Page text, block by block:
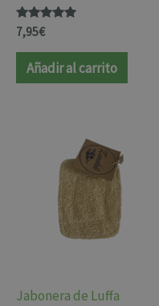
Valorado
con
4.78
de 5
7,95€
Añadir al carrito
Jabonera de Luffa